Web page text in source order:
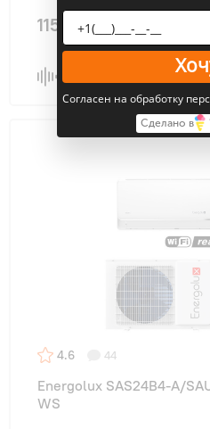
115 800 ₽
4.6 44
Energolux SAS24B4-A/
WS
Согласен на обработку
Сделано в